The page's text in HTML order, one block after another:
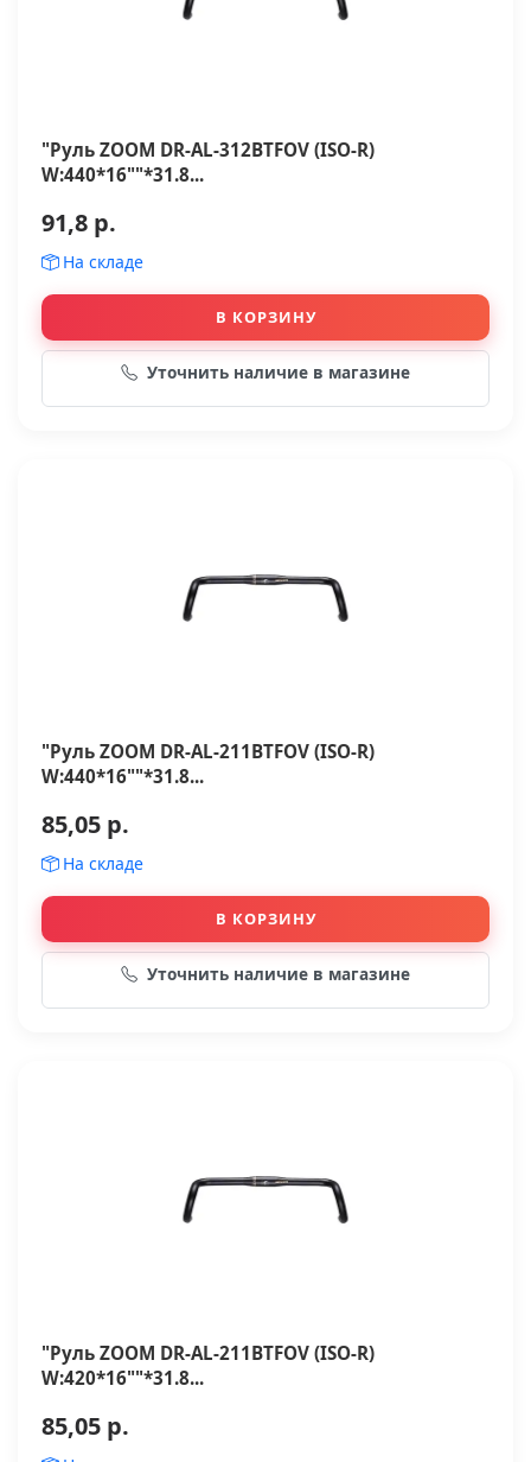
"Руль ZOOM DR-AL-312BTFOV (ISO-R)
W:440*16""*31.8...
91,8 р.
На складе
В КОРЗИНУ
Уточнить наличие в магазине
"Руль ZOOM DR-AL-211BTFOV (ISO-R)
W:440*16""*31.8...
85,05 р.
На складе
В КОРЗИНУ
Уточнить наличие в магазине
"Руль ZOOM DR-AL-211BTFOV (ISO-R)
W:420*16""*31.8...
85,05 р.